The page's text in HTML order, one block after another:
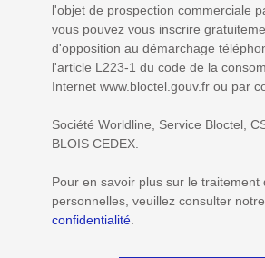
l'objet de prospection commerciale
vous pouvez vous inscrire
d'opposition au démarchage
l'article L223-1 du code de la
Internet www.bloctel.gouv.fr ou par
Société Worldline, Service Bloctel,
BLOIS CEDEX.
Pour en savoir plus sur le traitement
personnelles, veuillez consulter notre
confidentialité